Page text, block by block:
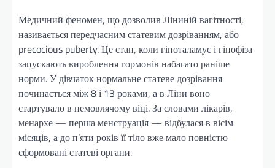
Медичний феномен, що дозволив Ліниній вагітності,
називається передчасним статевим дозріванням, або
precocious puberty. Це стан, коли гіпоталамус і гіпофіза
запускають вироблення гормонів набагато раніше
норми. У дівчаток нормальне статеве дозрівання
починається між 8 і 13 роками, а в Ліни воно
стартувало в немовлячому віці. За словами лікарів,
менархе — перша менструація — відбулася в вісім
місяців, а до п’яти років її тіло вже мало повністю
сформовані статеві органи.